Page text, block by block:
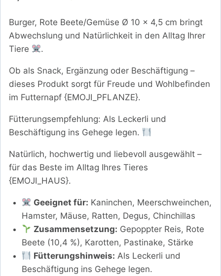
Burger, Rote Beete/Gemüse Ø 10 x 4,5 cm bringt
Abwechslung und Natürlichkeit in den Alltag Ihrer
Tiere
.
Ob als Snack, Ergänzung oder Beschäftigung –
dieses Produkt sorgt für Freude und Wohlbefinden
im Futternapf {EMOJI_PFLANZE}.
Fütterungsempfehlung: Als Leckerli und
Beschäftigung ins Gehege legen.
Natürlich, hochwertig und liebevoll ausgewählt –
für das Beste im Alltag Ihres Tieres
{EMOJI_HAUS}.
Geeignet für: Kaninchen, Meerschweinchen,
Hamster, Mäuse, Ratten, Degus, Chinchillas
Zusammensetzung: Gepoppter Reis, Rote
Beete (10,4 %), Karotten, Pastinake, Stärke
Fütterungshinweis: Als Leckerli und
Beschäftigung ins Gehege legen.